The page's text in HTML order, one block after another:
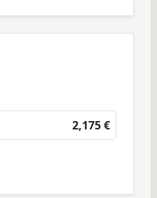
2,175 €